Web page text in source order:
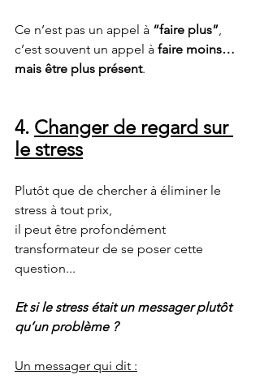
Ce n’est pas un appel à “faire plus”,
c’est souvent un appel à faire moins…
mais être plus présent.
4. Changer de regard sur
le stress
Plutôt que de chercher à éliminer le
stress à tout prix,
il peut être profondément
transformateur de se poser cette
question...
Et si le stress était un messager plutôt
qu’un problème ?
Un messager qui dit :